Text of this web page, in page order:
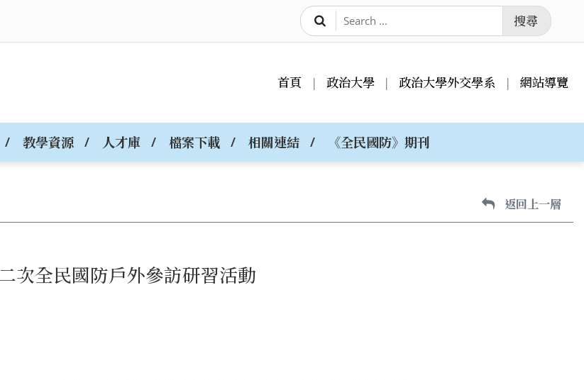
搜尋
首頁 政治大學 政治大學外交學系 網站導覽
教學資源 人才庫 檔案下載 相關連結 《全民國防》期刊
返回上一層
次全民國防戶外參訪研習活動